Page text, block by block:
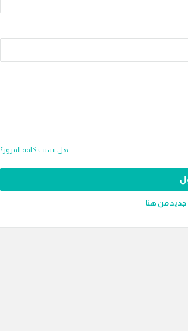
هل نسيت كلمة المرور؟
من هنا